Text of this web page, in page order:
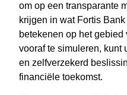
om op een transparante
krijgen in wat Fortis
betekenen op het
vooraf te simuleren, kunt
en zelfverzekerd
financiële toekomst.